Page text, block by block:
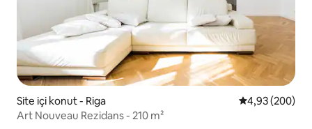
Site içi konut - Riga 5 üzerinden
4,93 (200)
Art Nouveau Rezidans - 210 m²